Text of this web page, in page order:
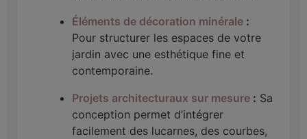
Éléments de décoration minérale :
Pour structurer les espaces de votre
jardin avec une esthétique fine et
contemporaine.
Projets architecturaux sur mesure : Sa
conception permet d’intégrer
facilement des lucarnes, des courbes,